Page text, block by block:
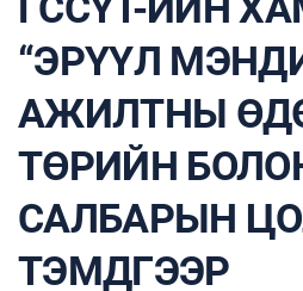
“ЭРҮҮЛ
АЖИЛТНЫ
ТӨРИЙН
САЛБАРЫН
ТЭМДГЭЭР